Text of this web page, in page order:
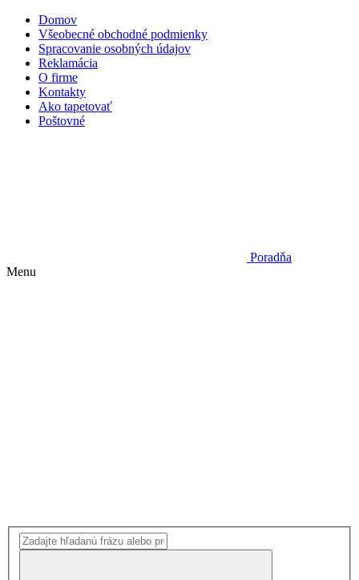
Domov
Všeobecné obchodné podmienky
Spracovanie osobných údajov
Reklamácia
O firme
Kontakty
Ako tapetovať
Poštovné
Poradňa
Menu